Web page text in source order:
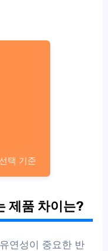
택 기준
제품 차이는?
연성이 중요한 반